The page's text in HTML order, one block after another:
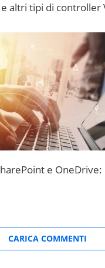
e altri tipi di controller
e OneDrive:
CARICA COMMENTI